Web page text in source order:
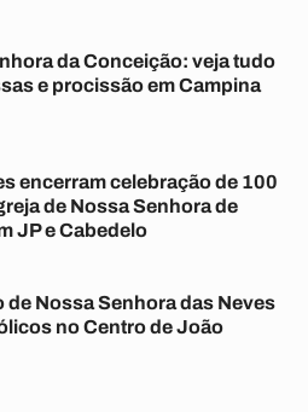
da Conceição: veja tudo
e procissão em Campina
encerram celebração de 100
de Nossa Senhora de
JP e Cabedelo
de Nossa Senhora das Neves
no Centro de João